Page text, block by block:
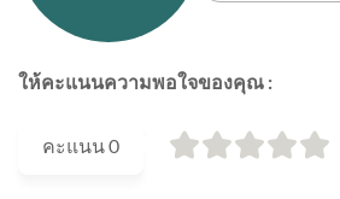
ให้คะแนนความพอใจของคุณ :
คะแนน0